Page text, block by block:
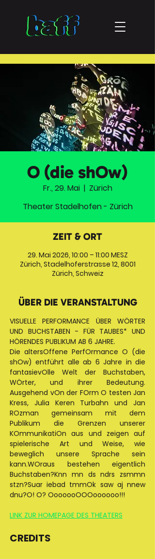
O (die shOw)
Fr., 29. Mai
  |
Zürich
Theater Stadelhofen - Zürich
ZEIT & ORT
29. Mai 2026, 10:00 – 11:00 MESZ
Zürich, Stadelhoferstrasse 12, 8001
Zürich, Schweiz
ÜBER DIE VERANSTALTUNG
VISUELLE PERFORMANCE ÜBER WÖRTER
UND BUCHSTABEN - FÜR TAUBES* UND
HÖRENDES PUBLIKUM AB 6 JAHRE.
Die altersOffene PerfOrmance O (die
shOw) entführt alle ab 6 Jahre in die
fantasievOlle Welt der Buchstaben,
WÖrter, und ihrer Bedeutung.
Ausgehend vOn der FOrm O testen Jan
Kress, Julia Keren Turbahn und Jan
ROzman gemeinsam mit dem
Publikum die Grenzen unserer
KOmmunikatiOn aus und zeigen auf
spielerische Art und Weise, wie
beweglich unsere Sprache sein
kann.WOraus bestehen eigentlich
Buchstaben?Knn mn ds ndrs zsmmn
stzn?Suar iebad tmmOk saw aj nnew
dnu?O! O? OoooooOOOoooooo!!!
LINK ZUR HOMEPAGE DES THEATERS
CREDITS